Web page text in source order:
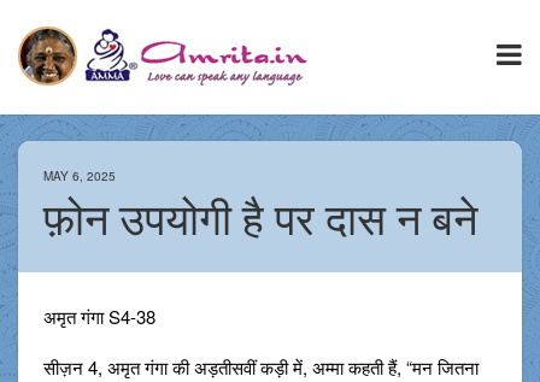
MAY 6, 2025
फ़ोन उपयोगी है पर दास न बने
अमृत गंगा S4-38
सीज़न 4, अमृत गंगा की अड़तीसवीं कड़ी में, अम्मा कहती हैं, “मन जितना